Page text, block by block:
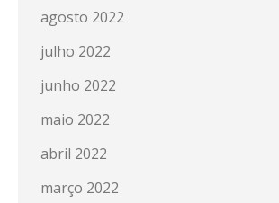
agosto 2022
julho 2022
junho 2022
maio 2022
abril 2022
março 2022